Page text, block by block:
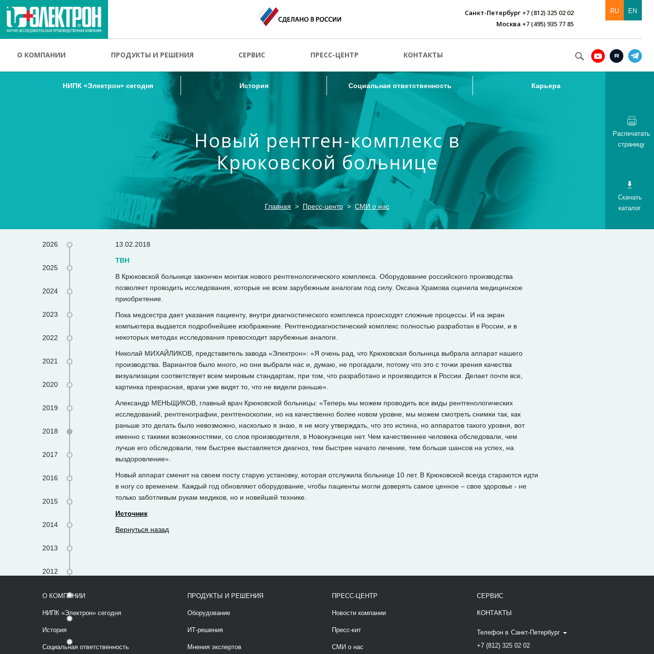
Санкт-Петербург +7 (812) 325 02 02
Москва +7 (495) 935 77 85
RU EN
О КОМПАНИИ ПРОДУКТЫ И РЕШЕНИЯ СЕРВИС ПРЕСС-ЦЕНТР КОНТАКТЫ
НИПК «Электрон» сегодня История Социальная ответственность
НИПК «Электрон» сегодня История Социальная ответственность Карьера
Новый рентген-комплекс в
Крюковской больнице
Главная Пресс-центр СМИ о нас
Распечатать
страницу
Скачать
каталог
2026
2025
2024
2023
2022
2021
2020
2019
2018
2017
2016
2015
2014
2013
2012
2011
13.02.2018
ТВН
В Крюковской больнице закончен монтаж нового рентгенологического комплекса. Оборудование российского производства
позволяет проводить исследования, которые не всем зарубежным аналогам под силу. Оксана Храмова оценила медицинское
приобретение.
Пока медсестра дает указания пациенту, внутри диагностического комплекса происходят сложные процессы. И на экран
компьютера выдается подробнейшее изображение. Рентгенодиагностический комплекс полностью разработан в России, и в
некоторых методах исследования превосходит зарубежные аналоги.
Николай МИХАЙЛИКОВ, представитель завода «Электрон»: «Я очень рад, что Крюковская больница выбрала аппарат нашего
производства. Вариантов было много, но они выбрали нас и, думаю, не прогадали, потому что это с точки зрения качества
визуализации соответствует всем мировым стандартам, при том, что разработано и производится в России. Делает почти все,
картинка прекрасная, врачи уже видят то, что не видели раньше».
Александр МЕНЬЩИКОВ, главный врач Крюковской больницы: «Теперь мы можем проводить все виды рентгенологических
исследований, рентгенографии, рентгеноскопии, но на качественно более новом уровне, мы можем смотреть снимки так, как
раньше это делать было невозможно, насколько я знаю, я не могу утверждать, что это истина, но аппаратов такого уровня, вот
именно с такими возможностями, со слов производителя, в Новокузнецке нет. Чем качественнее человека обследовали, чем
лучше его обследовали, тем быстрее выставляется диагноз, тем быстрее начато лечение, тем больше шансов на успех, на
выздоровление».
Новый аппарат сменит на своем посту старую установку, которая отслужила больнице 10 лет. В Крюковской всегда стараются идти
в ногу со временем. Каждый год обновляют оборудование, чтобы пациенты могли доверять самое ценное – свое здоровье - не
только заботливым рукам медиков, но и новейшей технике.
Источник
Вернуться назад
О КОМПАНИИ
НИПК «Электрон» сегодня
История
Социальная ответственность
ПРОДУКТЫ И РЕШЕНИЯ
Оборудование
ИТ-решения
Мнения экспертов
ПРЕСС-ЦЕНТР
Новости компании
Пресс-кит
СМИ о нас
СЕРВИС
КОНТАКТЫ
Телефон в Санкт-Петербург
+7 (812) 325 02 02